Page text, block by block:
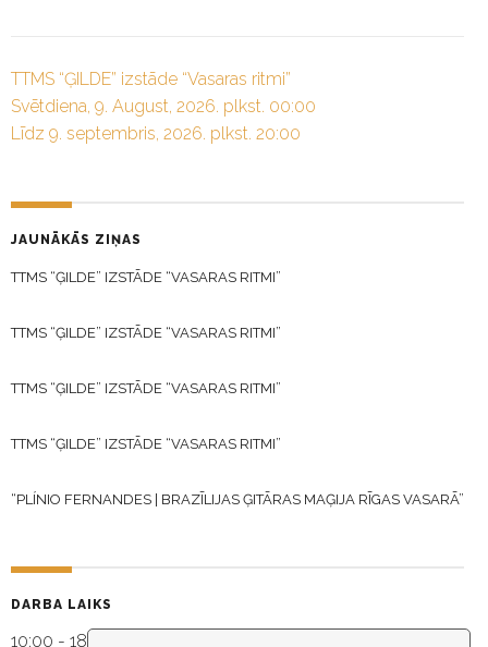
TTMS “ĢILDE” izstāde “Vasaras ritmi”
Svētdiena, 9. August, 2026. plkst. 00:00
Līdz 9. septembris, 2026. plkst. 20:00
JAUNĀKĀS ZIŅAS
TTMS “ĢILDE” IZSTĀDE “VASARAS RITMI”
TTMS “ĢILDE” IZSTĀDE “VASARAS RITMI”
TTMS “ĢILDE” IZSTĀDE “VASARAS RITMI”
TTMS “ĢILDE” IZSTĀDE “VASARAS RITMI”
“PLÍNIO FERNANDES | BRAZĪLIJAS ĢITĀRAS MAĢIJA RĪGAS VASARĀ”
DARBA LAIKS
10:00 - 18:30